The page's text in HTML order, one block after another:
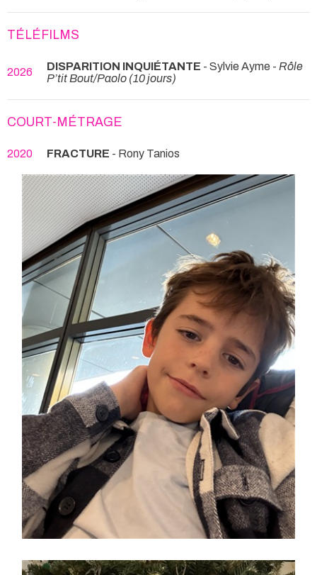
TÉLÉFILMS
2026 DISPARITION INQUIÉTANTE - Sylvie Ayme - Rôle
P’tit Bout/Paolo (10 jours)
COURT-MÉTRAGE
2020 FRACTURE - Rony Tanios